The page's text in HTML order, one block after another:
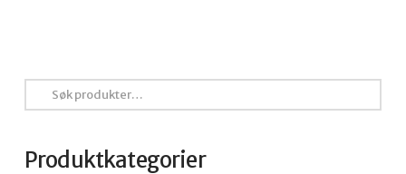
etter:
Produktkategorier